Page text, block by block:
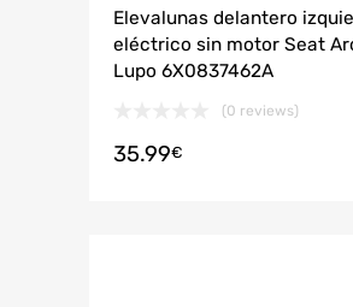
Elevalunas delantero
eléctrico sin motor Seat
Lupo 6X0837462A
(0 reviews)
35.99€